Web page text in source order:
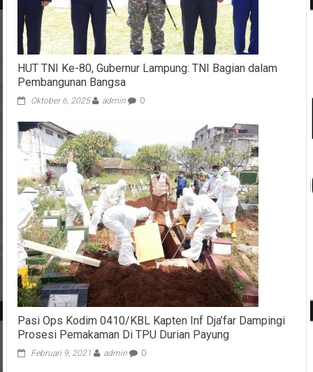
HUT TNI Ke-80, Gubernur Lampung: TNI Bagian dalam
Pembangunan Bangsa
Oktober 6, 2025 admin 0
Pasi Ops Kodim 0410/KBL Kapten Inf Dja’far Dampingi
Prosesi Pemakaman Di TPU Durian Payung
Februari 9, 2021 admin 0